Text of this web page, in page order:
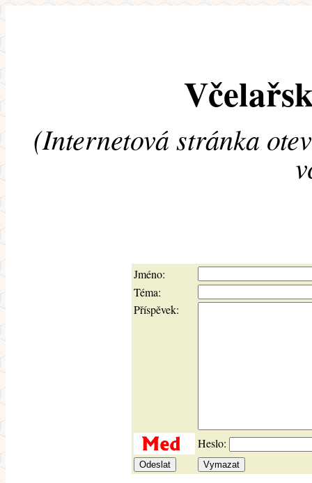
(Internetová stránka
Jméno:
Téma:
Příspěvek:
Heslo: